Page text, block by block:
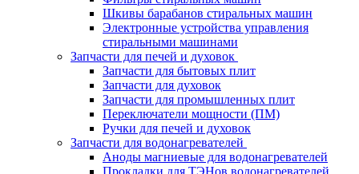
Шкивы барабанов стиральных машин
Электронные устройства управления
стиральными машинами
Запчасти для печей и духовок
Запчасти для бытовых плит
Запчасти для духовок
Запчасти для промышленных плит
Переключатели мощности (ПМ)
Ручки для печей и духовок
Запчасти для водонагревателей
Аноды магниевые для водонагревателей
Прокладки для ТЭНов водонагревателей